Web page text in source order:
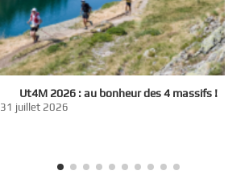
Ut4M 2026 : au bonheur des 4 massifs !
31 juillet 2026